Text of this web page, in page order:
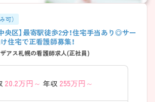
可）
央区】最寄駅徒歩2分！住宅手当あり◎サー
住宅で正看護師募集！
アス札幌の看護師求人(正社員)
20.2万円～ 年収 255万円～